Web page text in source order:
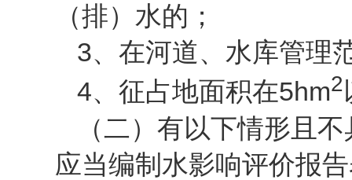
（排）水的；
3、在河道、水库管理
4、征占地面积在5hm2
（二）有以下情形且
应当编制水影响评价报